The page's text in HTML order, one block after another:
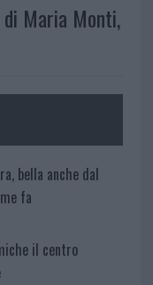
Maria Monti,
bella anche dal
fa
il centro